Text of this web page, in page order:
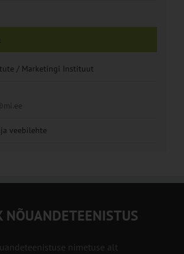
/ Marketingi Instituut
veebilehte
NÕUANDETEENISTUS
nimetuse alt